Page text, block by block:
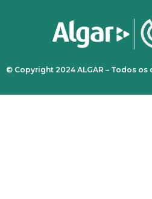
© Copyright 2024 ALGAR – Todos